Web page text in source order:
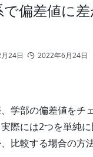
偏差値に
24日 2022年6月24日
学部の偏差値をチ
際には2つを単純
比較する場合の方